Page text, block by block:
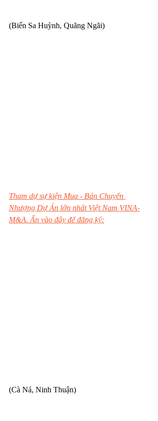
(Biển Sa Huỳnh, Quãng Ngãi)
Tham dự sự kiện Mua - Bán Chuyển
Nhượng Dự Án lớn nhất Việt Nam VINA-
M&A. Ấn vào đây để đăng ký:
(Cà Ná, Ninh Thuận)